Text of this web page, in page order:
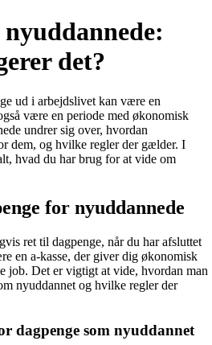
det?
ud i arbejdslivet kan være en
være en periode med økonomisk
undrer sig over, hvordan
dem, og hvilke regler der gælder. I
hvad du har brug for at vide om
for nyuddannede
ret til dagpenge, når du har afsluttet
en a-kasse, der giver dig økonomisk
job. Det er vigtigt at vide, hvordan man
nyuddannet og hvilke regler der
dagpenge som nyuddannet